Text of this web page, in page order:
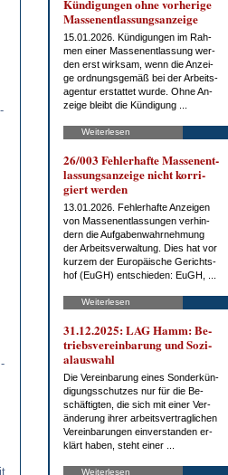
Kün­di­gun­gen oh­ne vor­he­ri­ge
Mas­sen­ent­las­sungs­an­zei­ge
15.01.2026. Kün­di­gun­gen im Rah­
men ei­ner Mas­sen­ent­las­sung wer­
den erst wirk­sam, wenn die An­zei­
ge ord­nungs­ge­mäß bei der Ar­beits­
agen­tur er­stat­tet wur­de. Oh­ne An­
zei­ge bleibt die Kün­di­gung ...
Weiterlesen
26/003 Feh­ler­haf­te Mas­sen­ent­
las­sungs­an­zei­ge nicht kor­ri­
giert wer­den
13.01.2026. Feh­ler­haf­te An­zei­gen
von Mas­sen­ent­las­sun­gen ver­hin­
dern die Auf­ga­ben­wahr­neh­mung
der Ar­beits­ver­wal­tung. Dies hat vor
kur­zem der Eu­ro­päi­sche Ge­richts­
hof (EuGH) ent­schie­den: EuGH, ...
Weiterlesen
31.12.2025: LAG Hamm: Be­
triebs­ver­ein­ba­rung und So­zi­
al­aus­wahl
Die Ver­ein­ba­rung ei­nes Son­der­kün­
di­gungs­schut­zes nur für die Be­
schäf­tig­ten, die sich mit ei­ner Ver­
än­de­rung ih­rer ar­beits­ver­trag­li­chen
Ver­ein­ba­run­gen ein­ver­stan­den er­
klärt ha­ben, steht ei­ner ...
Weiterlesen